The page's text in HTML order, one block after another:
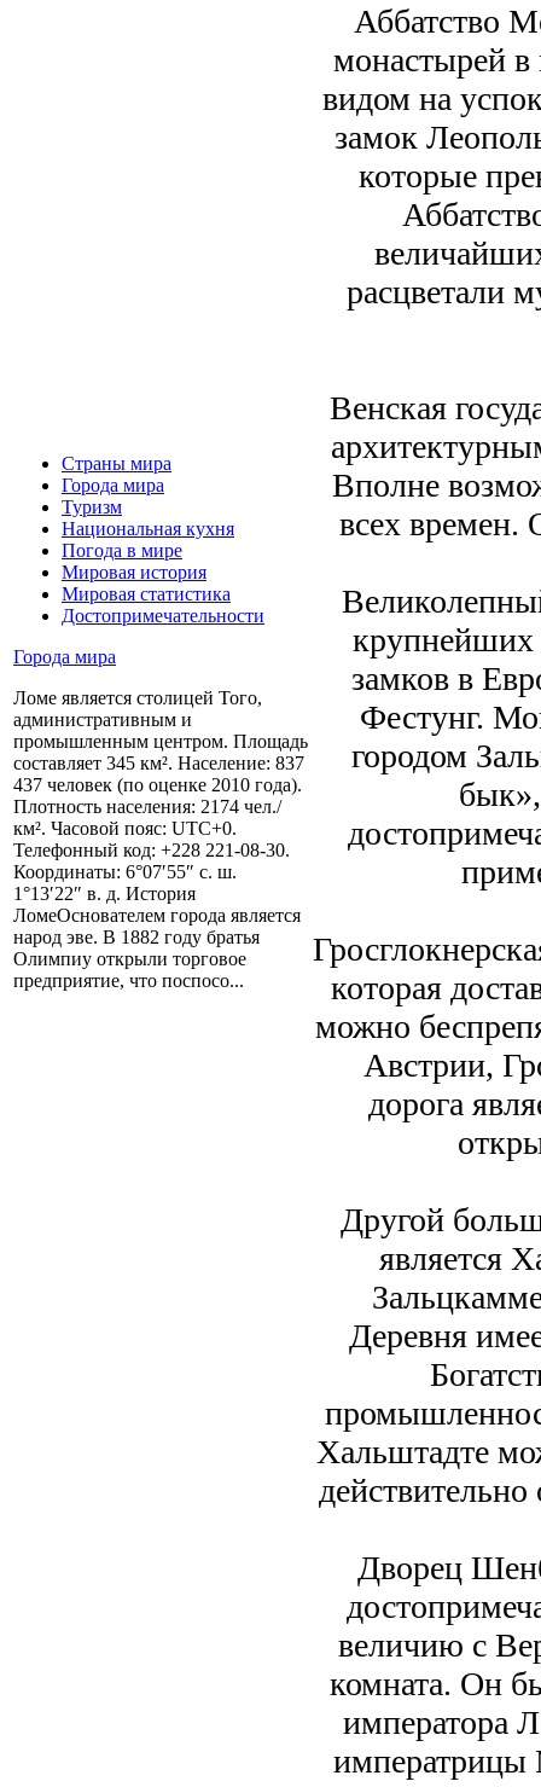
Страны мира
Города мира
Туризм
Национальная кухня
Погода в мире
Мировая история
Мировая статистика
Достопримечательности
Города мира
Ломе является столицей Того,
административным и
промышленным центром. Площадь
составляет 345 км². Население: 837
437 человек (по оценке 2010 года).
Плотность населения: 2174 чел./
км². Часовой пояс: UTC+0.
Телефонный код: +228 221-08-30.
Координаты: 6°07′55″ с. ш.
1°13′22″ в. д. История
ЛомеОснователем города является
народ эве. В 1882 году братья
Олимпиу открыли торговое
предприятие, что поспосо...
Аббатство
монастырей в
видом на
замок
которые
расцветали
Венская
Вполне
всех времен.
крупнейших
замков в
Фестунг.
городом
которая
можно
Австрии,
дорога
Другой
является
Деревня
Хальштадте
Дворец
величию с
комната. Он
императора
императрицы